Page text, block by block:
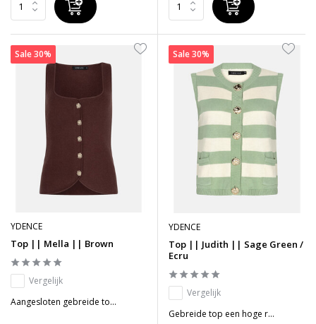
Sale 30%
YDENCE
Top || Mella || Brown
Vergelijk
Aangesloten gebreide to...
Sale 30%
YDENCE
Top || Judith || Sage Green /
Ecru
Vergelijk
Gebreide top een hoge r...